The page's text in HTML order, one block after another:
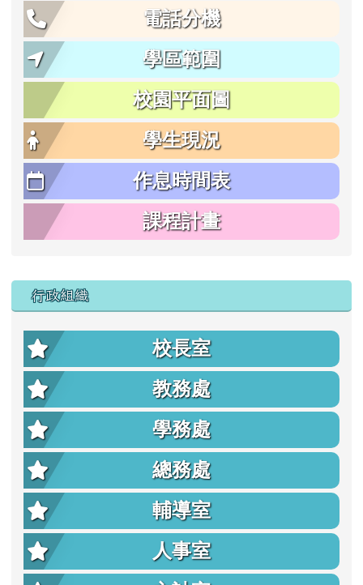
電話分機
學區範圍
校園平面圖
學生現況
作息時間表
課程計畫
行政組織
校長室
教務處
學務處
總務處
輔導室
人事室